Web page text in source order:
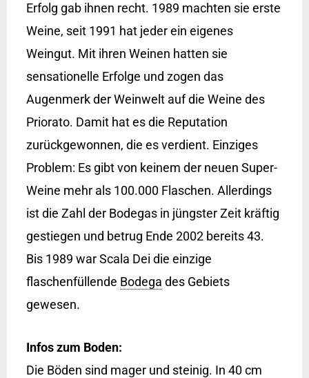
Erfolg gab ihnen recht. 1989 machten sie erste
Weine, seit 1991 hat jeder ein eigenes
Weingut. Mit ihren Weinen hatten sie
sensationelle Erfolge und zogen das
Augenmerk der Weinwelt auf die Weine des
Priorato. Damit hat es die Reputation
zurückgewonnen, die es verdient. Einziges
Problem: Es gibt von keinem der neuen Super-
Weine mehr als 100.000 Flaschen. Allerdings
ist die Zahl der Bodegas in jüngster Zeit kräftig
gestiegen und betrug Ende 2002 bereits 43.
Bis 1989 war Scala Dei die einzige
flaschenfüllende Bodega des Gebiets
gewesen.
Infos zum Boden:
Die Böden sind mager und steinig. In 40 cm